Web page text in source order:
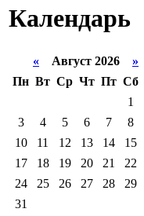
Календарь
« Август 2026 »
Пн Вт Ср Чт Пт Сб
1
3
4 5 6 7 8
10
11 12 13 14 15
17
18 19 20 21 22
24
25 26 27 28 29
31